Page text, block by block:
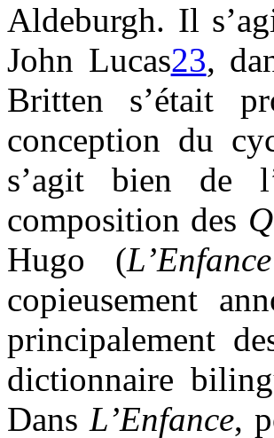
Aldeburgh. Il
John Lucas23,
Britten s’était
conception du
s’agit bien de
composition des
Hugo (L’Enfance
copieusement
principalement
dictionnaire
Dans L’Enfance,